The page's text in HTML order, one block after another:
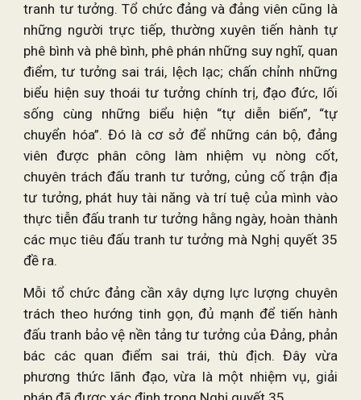
tranh tư tưởng. Tổ chức đảng và đảng viên cũng là
những người trực tiếp, thường xuyên tiến hành tự
phê bình và phê bình, phê phán những suy nghĩ, quan
điểm, tư tưởng sai trái, lệch lạc; chấn chỉnh những
biểu hiện suy thoái tư tưởng chính trị, đạo đức, lối
sống cùng những biểu hiện “tự diễn biến”, “tự
chuyển hóa”. Đó là cơ sở để những cán bộ, đảng
viên được phân công làm nhiệm vụ nòng cốt,
chuyên trách đấu tranh tư tưởng, củng cố trận địa
tư tưởng, phát huy tài năng và trí tuệ của mình vào
thực tiễn đấu tranh tư tưởng hằng ngày, hoàn thành
các mục tiêu đấu tranh tư tưởng mà Nghị quyết 35
đề ra.
Mỗi tổ chức đảng cần xây dựng lực lượng chuyên
trách theo hướng tinh gọn, đủ mạnh để tiến hành
đấu tranh bảo vệ nền tảng tư tưởng của Đảng, phản
bác các quan điểm sai trái, thù địch. Đây vừa
phương thức lãnh đạo, vừa là một nhiệm vụ, giải